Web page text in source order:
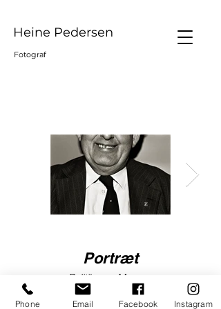
Heine Pedersen
Fotograf
Portræt
Politikeren Mogens
Glistrup, 1982
Phone Email Facebook Instagram